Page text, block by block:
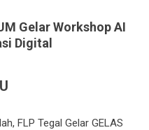
Gelar Workshop AI
Digital
FLP Tegal Gelar GELAS